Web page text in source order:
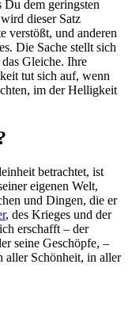
dem geringsten
dieser Satz
verstößt, und anderen
Die Sache stellt sich
Gleiche. Ihre
tut sich auf, wenn
im der Helligkeit
betrachtet, ist
eigenen Welt,
und Dingen, die er
, des Krieges und der
erschafft – der
seine Geschöpfe, –
aller Schönheit, in aller